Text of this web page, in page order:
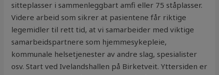
sitteplasser i sammenleggbart amfi eller 75 ståplasser.
Videre arbeid som sikrer at pasientene får riktige
legemidler til rett tid, at vi samarbeider med viktige
samarbeidspartnere som hjemmesykepleie,
kommunale helsetjenester av andre slag, spesialister
osv. Start ved Ivelandshallen på Birketveit. Yttersiden er